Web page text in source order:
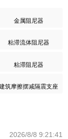
金属阻尼器
粘滞流体阻尼器
粘滞阻尼器
筑摩擦摆减隔震支座
2026/8/8 9:21:41